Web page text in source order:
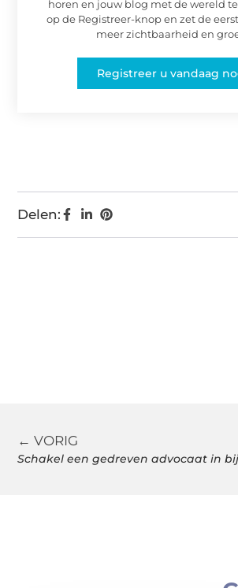
horen en jouw blog met de wereld
op de Registreer-knop en zet de
meer zichtbaarheid en
Registreer u vandaag
Delen:
← VORIG
Schakel een gedreven advocaat in